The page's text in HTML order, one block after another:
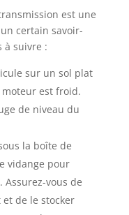
est une
certain savoir-
à suivre :
sur un sol plat
est froid.
de niveau du
la boîte de
vidange pour
Assurez-vous de
de le stocker